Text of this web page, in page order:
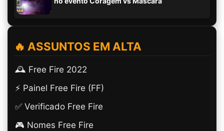
🔥 ASSUNTOS EM ALTA
🕰️ Free Fire 2022
⚡ Painel Free Fire (FF)
✅ Verificado Free Fire
🎮 Nomes Free Fire